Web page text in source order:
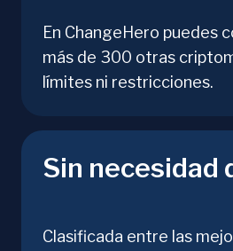
En ChangeHero puedes
más de 300 otras
límites ni restricciones.
Sin necesidad
Clasificada entre las